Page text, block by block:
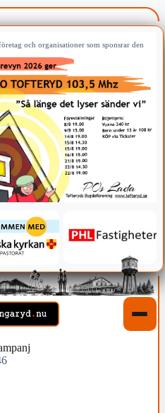
och organisationer som sponsrar den